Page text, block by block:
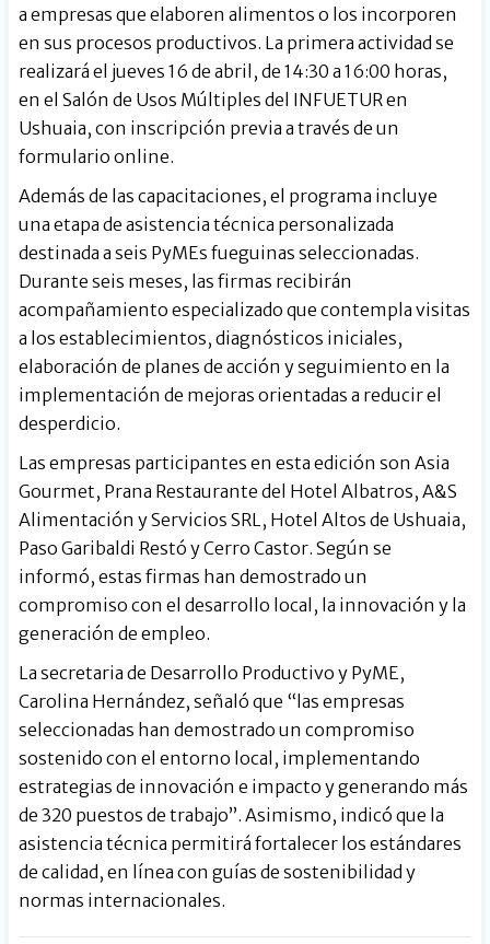
a empresas que elaboren alimentos o los incorporen
en sus procesos productivos. La primera actividad se
realizará el jueves 16 de abril, de 14:30 a 16:00 horas,
en el Salón de Usos Múltiples del INFUETUR en
Ushuaia, con inscripción previa a través de un
formulario online.
Además de las capacitaciones, el programa incluye
una etapa de asistencia técnica personalizada
destinada a seis PyMEs fueguinas seleccionadas.
Durante seis meses, las firmas recibirán
acompañamiento especializado que contempla visitas
a los establecimientos, diagnósticos iniciales,
elaboración de planes de acción y seguimiento en la
implementación de mejoras orientadas a reducir el
desperdicio.
Las empresas participantes en esta edición son Asia
Gourmet, Prana Restaurante del Hotel Albatros, A&S
Alimentación y Servicios SRL, Hotel Altos de Ushuaia,
Paso Garibaldi Restó y Cerro Castor. Según se
informó, estas firmas han demostrado un
compromiso con el desarrollo local, la innovación y la
generación de empleo.
La secretaria de Desarrollo Productivo y PyME,
Carolina Hernández, señaló que “las empresas
seleccionadas han demostrado un compromiso
sostenido con el entorno local, implementando
estrategias de innovación e impacto y generando más
de 320 puestos de trabajo”. Asimismo, indicó que la
asistencia técnica permitirá fortalecer los estándares
de calidad, en línea con guías de sostenibilidad y
normas internacionales.